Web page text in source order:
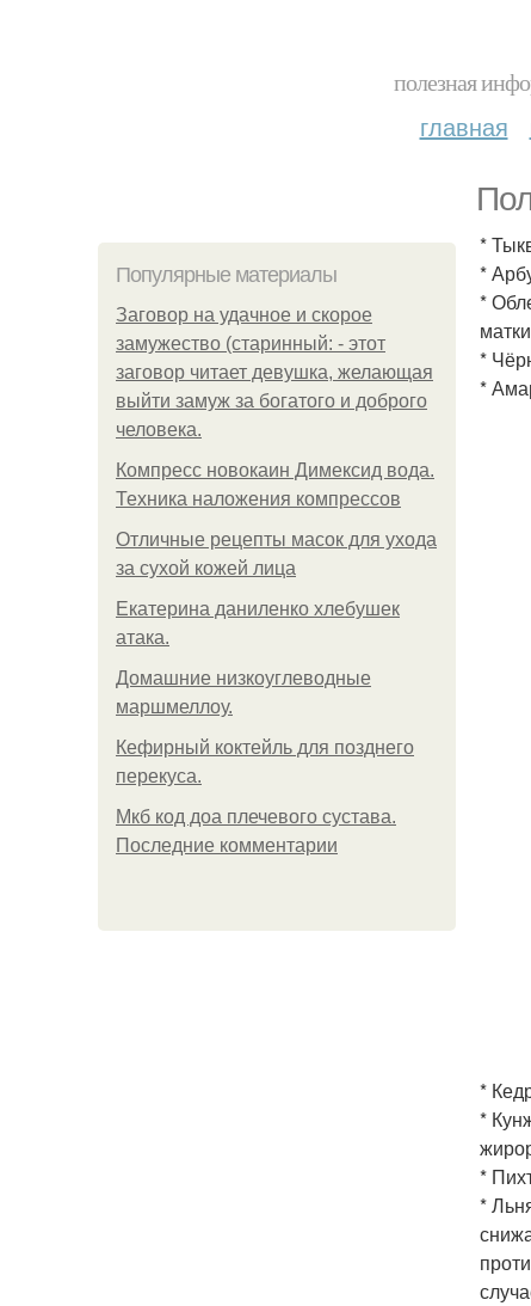
полезная
главная
Популярные материалы
Заговор на удачное и скорое
замужество (старинный: - этот
заговор читает девушка, желающая
выйти замуж за богатого и доброго
человека.
Компресс новокаин Димексид вода.
Техника наложения компрессов
Отличные рецепты масок для ухода
за сухой кожей лица
Екатерина даниленко хлебушек
атака.
Домашние низкоуглеводные
маршмеллоу.
Кефирный коктейль для позднего
перекуса.
Мкб код доа плечевого сустава.
Последние комментарии
*
*
*
*
*
*
*
*
*